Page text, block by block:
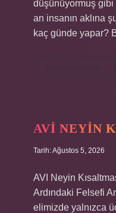
düşünüyormuş gibi
an insanın aklına
kaç günde yapar?
Devamını okuyun
AVI NEYIN
Tarih: Ağustos 5, 2026
AVI Neyin
Ardındaki Felsefi
elimizde yalnızca